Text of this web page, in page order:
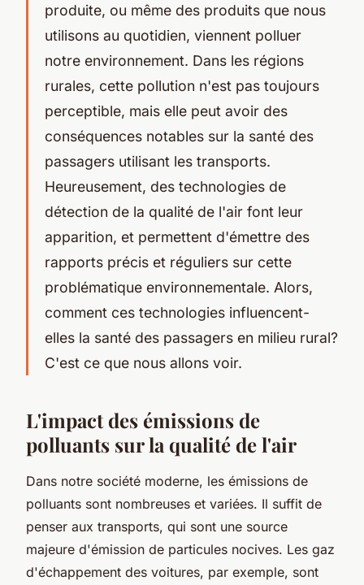
produite, ou même des produits que nous
utilisons au quotidien, viennent polluer
notre environnement. Dans les régions
rurales, cette pollution n'est pas toujours
perceptible, mais elle peut avoir des
conséquences notables sur la santé des
passagers utilisant les transports.
Heureusement, des technologies de
détection de la qualité de l'air font leur
apparition, et permettent d'émettre des
rapports précis et réguliers sur cette
problématique environnementale. Alors,
comment ces technologies influencent-
elles la santé des passagers en milieu rural?
C'est ce que nous allons voir.
L'impact des émissions de
polluants sur la qualité de l'air
Dans notre société moderne, les émissions de
polluants sont nombreuses et variées. Il suffit de
penser aux transports, qui sont une source
majeure d'émission de particules nocives. Les gaz
d'échappement des voitures, par exemple, sont